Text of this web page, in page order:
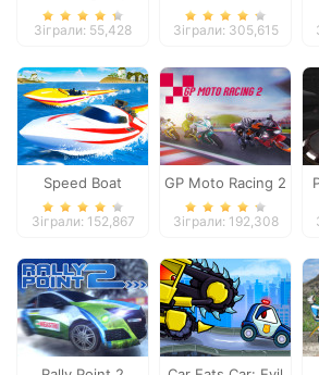
Driver
Зіграли: 55,428 Зіграли: 305,615
Speed Boat
Extreme Racing
Зіграли: 152,867
GP Moto Racing 2
Зіграли: 192,308